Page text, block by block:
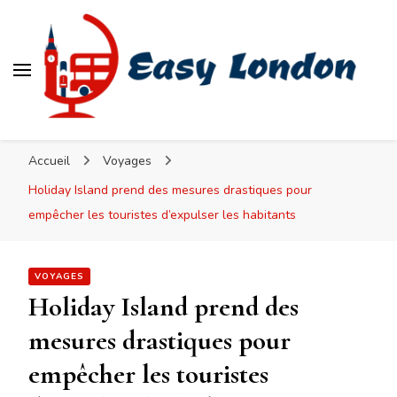
Accueil
Voyages
Holiday Island prend des mesures drastiques pour
empêcher les touristes d’expulser les habitants
VOYAGES
Holiday Island prend des
mesures drastiques pour
empêcher les touristes